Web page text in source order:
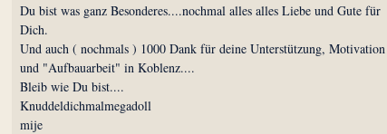
Du bist was ganz Besonderes....nochmal alles alles Liebe und Gute für
Dich.
Und auch ( nochmals ) 1000 Dank für deine Unterstützung, Motivation
und "Aufbauarbeit" in Koblenz....
Bleib wie Du bist....
Knuddeldichmalmegadoll
mije